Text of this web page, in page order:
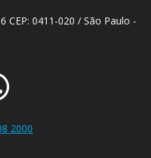
CEP: 0411-020 / São Paulo -
2000